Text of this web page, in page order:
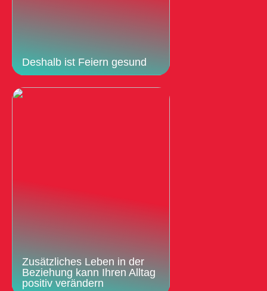
Deshalb ist Feiern gesund
Zusätzliches Leben in der
Beziehung kann Ihren Alltag
positiv verändern